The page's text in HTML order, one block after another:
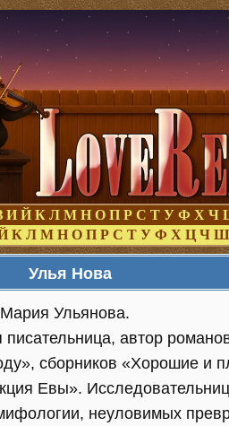
И Й К Л М Н О П Р С Т У Ф Х Ч
К Л М Н О П Р С Т У Ф Х Ц Ч Ш
Улья Нова
Ульянова.
писательница, автор
сборников «Хорошие и
Евы».
неуловимых